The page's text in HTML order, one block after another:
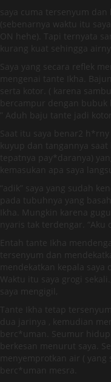
saya cuma tersenyum
(sebenarnya waktu itu
ON hehe). Tapi ternyata
kurang kuat sehingga
Saya yang secara reflek
mengenai tante Ikha.
serta kotor. ( karena
bercampur dengan bubuk
” Aduh baju tante jadi
Saat itu saya benar2
kuyup dan tangannya
tepatnya pay*daranya)
kemasukan apa saya
“adik” saya yang sudah
pada tubuhnya yang
Ikha. Mungkin karena
nyaris tak terdengar. “Aku
Entah tante Ikha
tersenyum dan
mendekatkan kepala
Waktu itu saya grogi
saya mengigil,
Tante Ikha tetap
dua jarinya , kemudian
berc*uman. Seumur
berkesan menurut saya.
menyemprotkan air ( yang
berc*uman mesra.